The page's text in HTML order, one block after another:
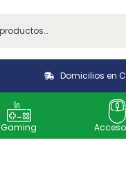
Domicilios en
Gaming